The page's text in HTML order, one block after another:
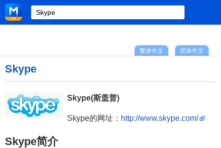
简体中文
繁体中文
Skype
Skype(斯盖普)
Skype的网址： http://www.skype.com/
Skype简介